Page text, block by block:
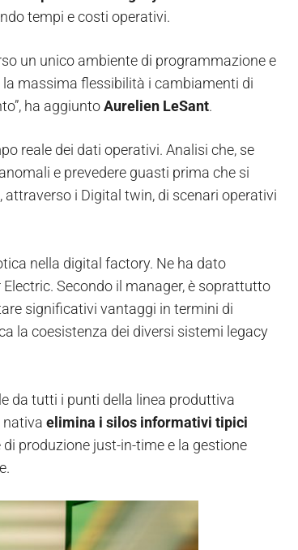
tempi e costi operativi.
un unico ambiente di programmazione e
massima flessibilità i cambiamenti di
ha aggiuntoAurelien LeSant.
reale dei dati operativi. Analisi che, se
e prevedere guasti prima che si
i Digital twin, di scenari operativi
nella digital factory. Ne ha dato
Secondo il manager, è soprattutto
significativi vantaggi in termini di
la coesistenza dei diversi sistemi legacy
da tutti i punti della linea produttiva
nativa elimina i silos informativi tipici
produzione just-in-time e la gestione